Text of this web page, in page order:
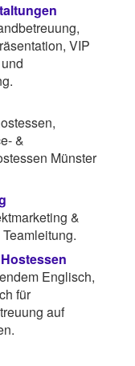
VIP
&
Münster
&
Englisch,
für
auf